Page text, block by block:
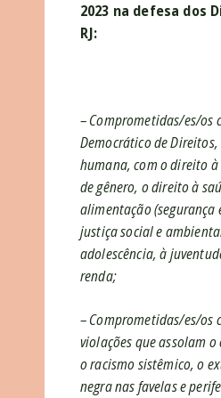
2023 na defesa dos
RJ:
– Comprometidas/es/os
Democrático de
humana, com o direito
de gênero, o direito à
alimentação
justiça social e
adolescência, à
renda;
– Comprometidas/es/os
violações que assolam
o racismo sistêmico, o
negra nas favelas e